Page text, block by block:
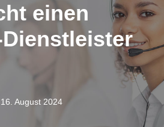
einen
16. August 2024